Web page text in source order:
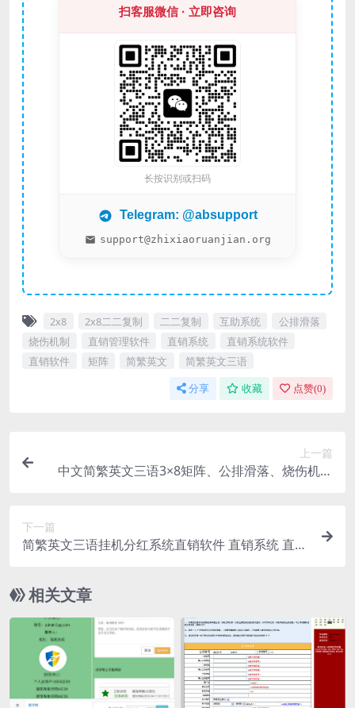
扫客服微信 · 立即咨询
长按识别或扫码
Telegram: @absupport
support@zhixiaoruanjian.org
2x8 2x8二二复制 二二复制 互助系统
公排滑落
烧伤机制
直销管理软件 直销系统
直销系统软件
直销软件
矩阵 简繁英文 简繁英文三语
分享 收藏 点赞(0)
上一篇
中文简繁英文三语3×8矩阵、公排滑落、烧伤机制
下一篇
简繁英文三语挂机分红系统直销软件 直销系统 直销
相关文章